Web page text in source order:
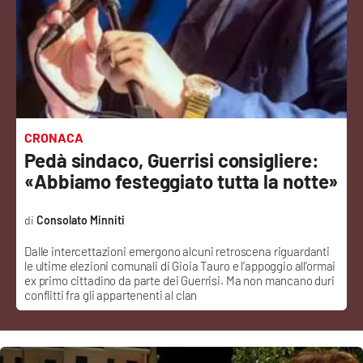
Sanità
Sport
Cultura
Podcast
Meteo
Editoriali
VIDEO
Ambiente
Cronaca
CRONACA
Pedà sindaco, Guerrisi consigliere:
«Abbiamo festeggiato tutta la notte»
Dalle intercettazioni emergono alcuni retroscena riguardanti
le ultime elezioni comunali di Gioia Tauro e l’appoggio all’ormai
ex primo cittadino da parte dei Guerrisi. Ma non mancano duri
conflitti fra gli appartenenti al clan
Consolato Minniti